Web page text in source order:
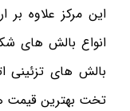
این مرکز علاوه بر
انواع بالش های
بالش های تزئینی
تخت بهترین قیمت